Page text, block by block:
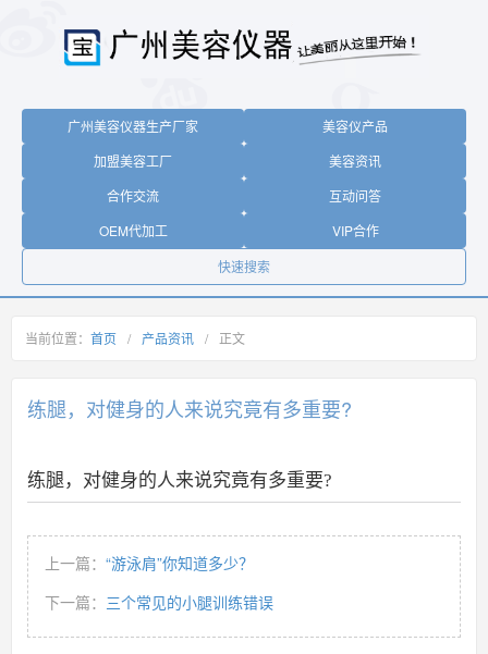
广州美容仪器生产厂家
美容仪产品
加盟美容工厂
美容资讯
合作交流
互动问答
OEM代加工
VIP合作
快速搜索
当前位置： 首页 / 产品资讯 / 正文
练腿，对健身的人来说究竟有多重要?
练腿，对健身的人来说究竟有多重要?
上一篇： “游泳肩”你知道多少？
下一篇： 三个常见的小腿训练错误